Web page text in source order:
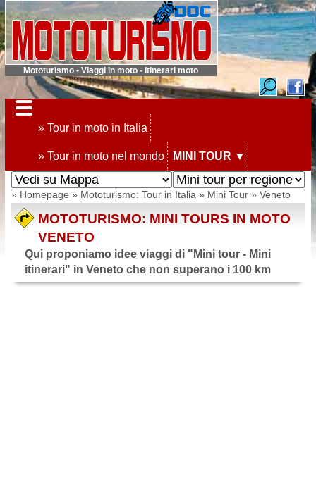
Mototurismo - Viaggi in moto - Itinerari moto
» Tour in moto in Italia
» Tour in moto nel mondo MINI TOUR ▼
» Homepage » Mototurismo: Tour in Italia » Mini Tour» Veneto
MOTOTURISMO: MINI TOURS IN MOTO
VENETO
Qui proponiamo idee viaggi di "Mini tour - Mini
itinerari" in Veneto che non superano i 100 km